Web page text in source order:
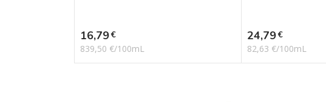
Prix
16,79€
839,50 €/100mL
Prix
24,79€
82,63 €/100mL